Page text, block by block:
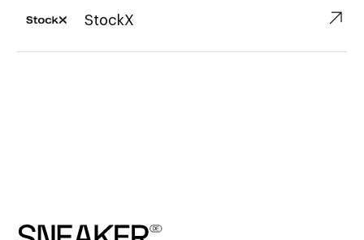
StockX ↗︎